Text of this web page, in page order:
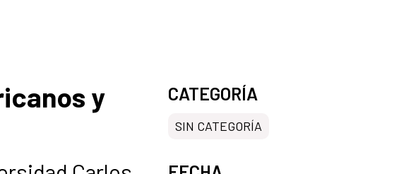
y
CATEGORÍA
SIN CATEGORÍA